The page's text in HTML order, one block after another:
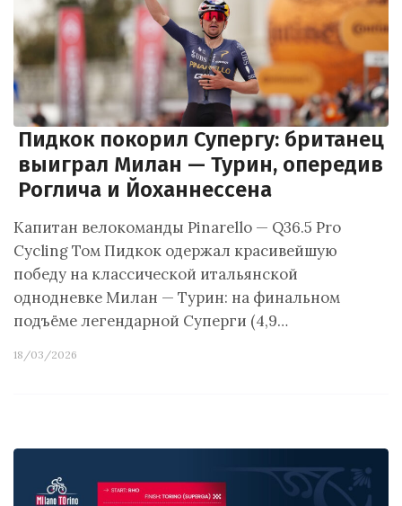
Пидкок покорил Супергу: британец
выиграл Милан — Турин, опередив
Роглича и Йоханнессена
Капитан велокоманды Pinarello — Q36.5 Pro
Cycling Том Пидкок одержал красивейшую
победу на классической итальянской
однодневке Милан — Турин: на финальном
подъёме легендарной Суперги (4,9…
18/03/2026